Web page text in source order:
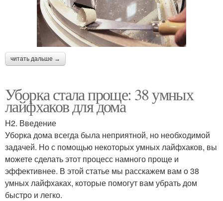
читать дальше →
Уборка стала проще: 38 умных
лайфхаков для дома
H2. Введение
Уборка дома всегда была неприятной, но необходимой
задачей. Но с помощью некоторых умных лайфхаков, вы
можете сделать этот процесс намного проще и
эффективнее. В этой статье мы расскажем вам о 38
умных лайфхаках, которые помогут вам убрать дом
быстро и легко.